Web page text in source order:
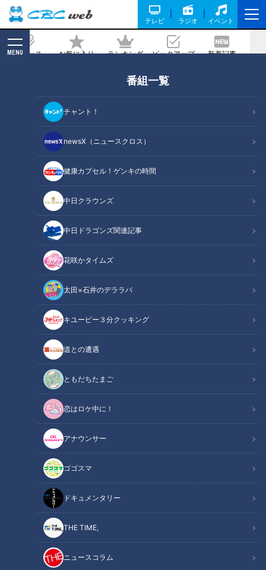
テレビ ラジオ イベント
ニュース お気に入り ランキング ピックアップ 新着記事
MENU
番組一覧
チャント！
newsX（ニュースクロス）
健康カプセル！ゲンキの時間
中日クラウンズ
中日ドラゴンズ関連記事
花咲かタイムズ
太田×石井のデララバ
キユーピー３分クッキング
道との遭遇
ともだちたまご
恋はロケ中に！
アナウンサー
ゴゴスマ
ドキュメンタリー
THE TIME,
ニュースコラム
川実桜アナ・瀧川幸樹アナ・友廣南実ア
ナ・中村彩賀アナ 30秒で自己紹介し
ます！
記事に戻る
画像：CBCテレビ『チャント！』
この記事の画像（全17枚）